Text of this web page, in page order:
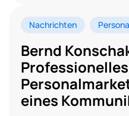
Nachrichten
Bernd
Professionelles
eines